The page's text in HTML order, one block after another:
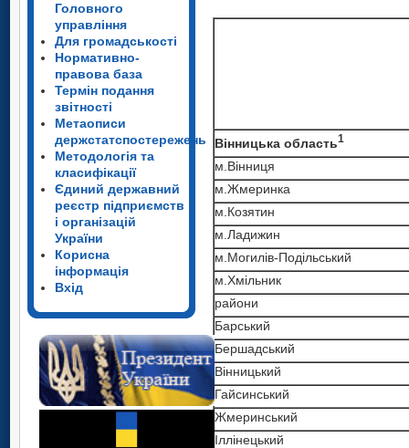
Головного
управління
Для громадськості
Нормативно-
правова база
Термін подання
звітності
Метаописи
держстатспостережень
Методологія та
класифікації
Єдиний державний
реєстр підприємств
і організацій
України
Корисна
інформація
Вхід
Вінницька область1
м.Вінниця
м.Жмеринка
м.Козятин
м.Ладижин
м.Могилів-Подільський
м.Хмільник
райони
Баpський
Бершадський
Вінницький
Гайсинський
Жмеpинський
Іллінецький